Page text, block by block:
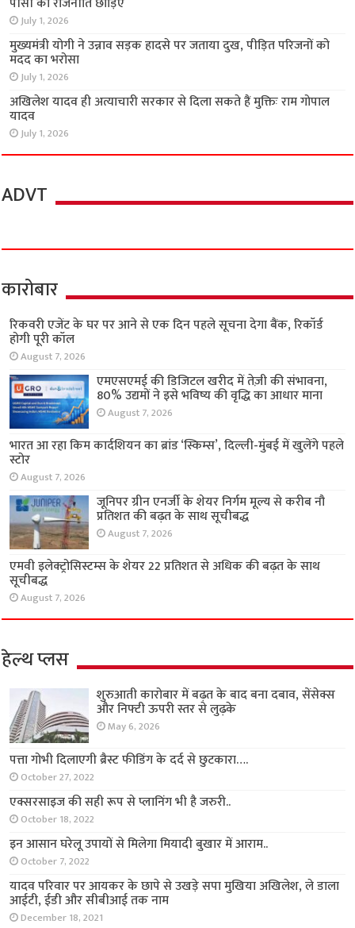
July 1, 2026
मुख्यमंत्री योगी ने उन्नाव सड़क हादसे पर जताया दुख, पीड़ित परिजनों को
मदद का भरोसा
July 1, 2026
अखिलेश यादव ही अत्याचारी सरकार से दिला सकते हैं मुक्तिः राम गोपाल
यादव
July 1, 2026
ADVT
कारोबार
रिकवरी एजेंट के घर पर आने से एक दिन पहले सूचना देगा बैंक, रिकॉर्ड
होगी पूरी कॉल
August 7, 2026
एमएसएमई की डिजिटल खरीद में तेज़ी की संभावना,
80% उद्यमों ने इसे भविष्य की वृद्धि का आधार माना
August 7, 2026
भारत आ रहा किम कार्दशियन का ब्रांड ‘स्किम्स’, दिल्ली-मुंबई में खुलेंगे पहले
स्टोर
August 7, 2026
जूनिपर ग्रीन एनर्जी के शेयर निर्गम मूल्य से करीब नौ
प्रतिशत की बढ़त के साथ सूचीबद्ध
August 7, 2026
एमवी इलेक्ट्रोसिस्टम्स के शेयर 22 प्रतिशत से अधिक की बढ़त के साथ
सूचीबद्ध
August 7, 2026
हेल्थ प्लस
शुरुआती कारोबार में बढ़त के बाद बना दबाव, सेंसेक्स
और निफ्टी ऊपरी स्तर से लुढ़के
May 6, 2026
पत्ता गोभी दिलाएगी ब्रैस्ट फीडिंग के दर्द से छुटकारा….
October 27, 2022
एक्सरसाइज की सही रूप से प्लानिंग भी है जरुरी..
October 18, 2022
इन आसान घरेलू उपायों से मिलेगा मियादी बुखार में आराम..
October 7, 2022
यादव परिवार पर आयकर के छापे से उखड़े सपा मुखिया अखिलेश, ले डाला
आईटी, ईडी और सीबीआई तक नाम
December 18, 2021